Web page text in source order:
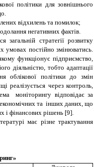
політики для зовнішнього
відхилень та помилок;
негативних фактів.
загальній стратегії розвитку
умовах постійно змінюватись.
функціонує підприємство,
діяльністю, тобто адаптації
облікової політики до змін
реалізується через контроль,
моніторингу відповідає за
економічних та інших даних, що
і фінансових рішень [9].
має різне трактування